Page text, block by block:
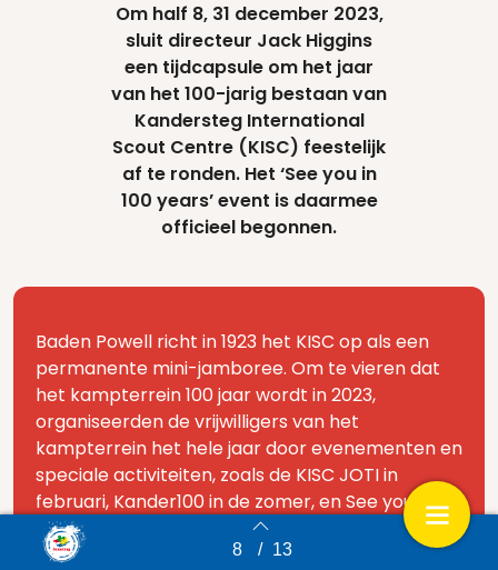
Back to index 8 / 13
Om half 8, 31 december 2023,
sluit directeur Jack Higgins
een tijdcapsule om het jaar
van het 100-jarig bestaan van
Kandersteg International
Scout Centre (KISC) feestelijk
af te ronden. Het ‘See you in
100 years’ event is daarmee
officieel begonnen.
Baden Powell richt in 1923 het KISC op als een
permanente mini-jamboree. Om te vieren dat
het kampterrein 100 jaar wordt in 2023,
organiseerden de vrijwilligers van het
kampterrein het hele jaar door evenementen en
speciale activiteiten, zoals de KISC JOTI in
februari, Kander100 in de zomer, en See you in
100 Years als afsluiting van het jaar.